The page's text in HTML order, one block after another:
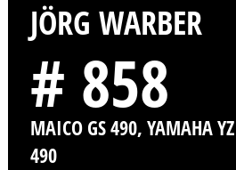
JÖRG WARBER
# 858
MAICO GS 490, YAMAHA
490